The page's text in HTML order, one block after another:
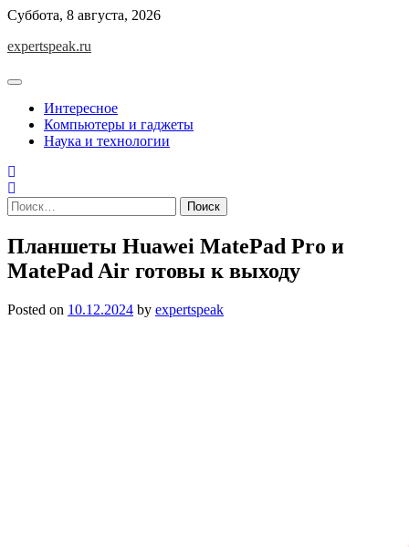
Skip
content
Суббота, 8 августа, 2026
expertspeak.ru
Интересное
Компьютеры и гаджеты
Наука и технологии
Найти:
Планшеты Huawei MatePad Pro и
MatePad Air готовы к выходу
Posted on 10.12.2024 by expertspeak